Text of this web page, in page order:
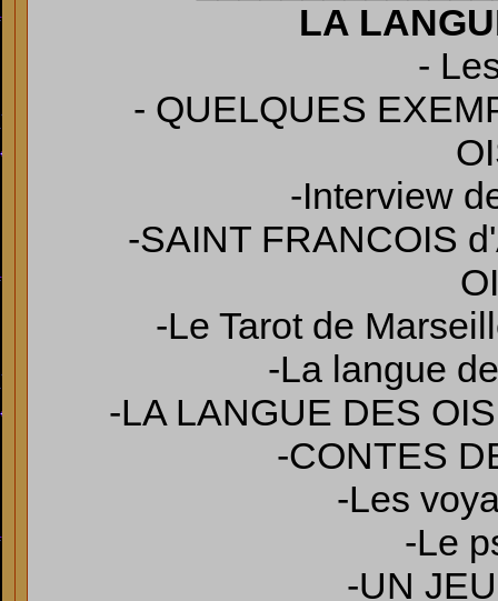
LA
-
- QUELQUES
-Interview
-SAINT FRANCOIS
-Le Tarot de
-La langue
-LA LANGUE DES
-CONTES
-Les
-Le
-UN